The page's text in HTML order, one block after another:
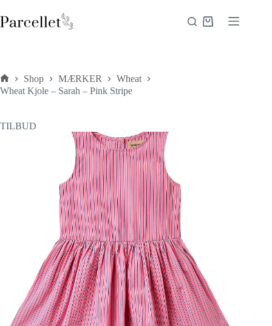
til
indhold
Indkøbskurv
Forside
Shop MÆRKER
Wheat
Wheat Kjole – Sarah – Pink Stripe
TILBUD